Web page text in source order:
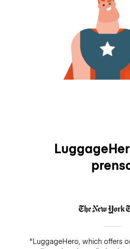
"LuggageHero, which offers